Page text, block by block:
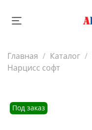
Главная Каталог
Нарцисс софт
Под заказ